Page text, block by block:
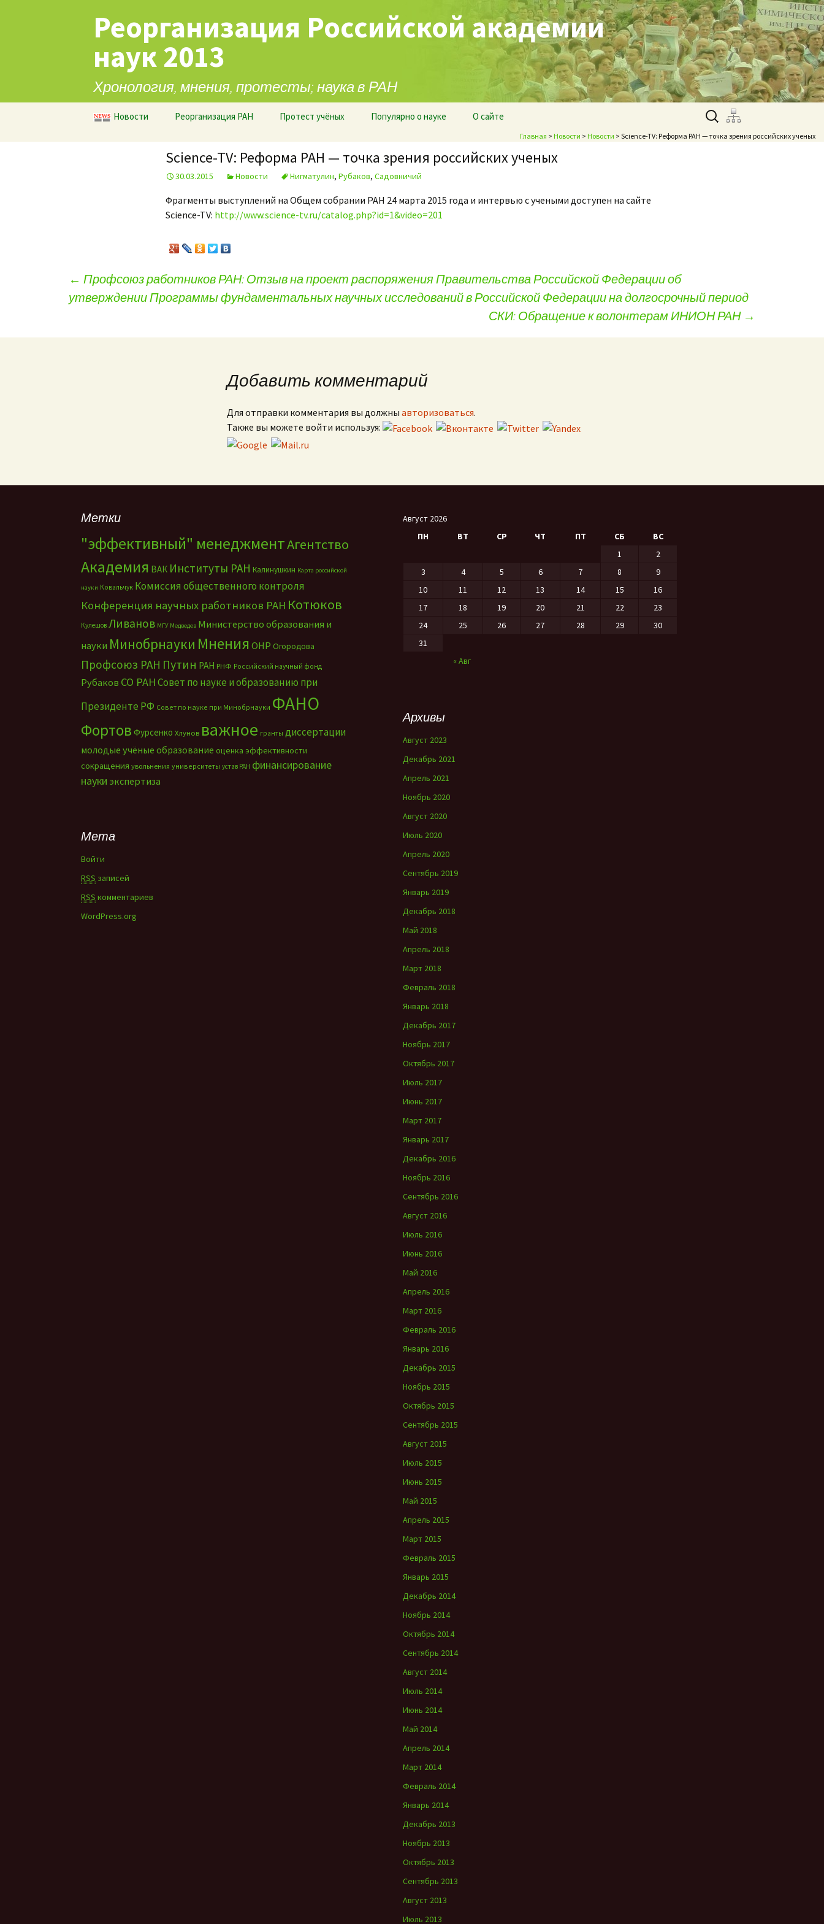
Реорганизация Российской академии
наук 2013
Хронология, мнения, протесты; наука в РАН
Перейти к содержимому
Новости Реорганизация РАН Протест учёных Популярно о науке О сайте Найти:
Главная > Новости > Новости > Science-TV: Реформа РАН — точка зрения российских ученых
Science-TV: Реформа РАН — точка зрения российских ученых
30.03.2015 Новости Нигматулин, Рубаков, Садовничий
Фрагменты выступлений на Общем собрании РАН 24 марта 2015 года и интервью с учеными доступен на сайте
Science-TV: http://www.science-tv.ru/catalog.php?id=1&video=201
Навигация по записям
← Профсоюз работников РАН: Отзыв на проект распоряжения Правительства Российской Федерации об
утверждении Программы фундаментальных научных исследований в Российской Федерации на долгосрочный период
СКИ: Обращение к волонтерам ИНИОН РАН →
Добавить комментарий
Для отправки комментария вы должны авторизоваться.
Также вы можете войти используя:
Метки
"эффективный" менеджментАгентство
Академия ВАК Институты РАН Калинушкин Карта российской
науки Ковальчук Комиссия общественного контроля
Конференция научных работников РАН Котюков
Кулешов Ливанов МГУ Медведев Министерство образования и
науки Минобрнауки Мнения ОНР Огородова
Профсоюз РАН Путин РАН РНФ Российский научный фонд
Рубаков СО РАНСовет по науке и образованию при
Президенте РФ Совет по науке при Минобрнауки ФАНО
Фортов Фурсенко Хлунов важное гранты диссертации
молодые учёные образование оценка эффективности
сокращения увольнения университеты устав РАН финансирование
науки экспертиза
Август 2026
ПН
ВТ СР ЧТ ПТ СБ ВС
« Авг
1
2
3
4 5 6 7 8
9
10
11 12 13 14 15
16
17
18 19 20 21 22
23
24
25 26 27 28 29
30
31
Архивы
Август 2023
Декабрь 2021
Апрель 2021
Ноябрь 2020
Август 2020
Июль 2020
Апрель 2020
Сентябрь 2019
Январь 2019
Декабрь 2018
Май 2018
Апрель 2018
Март 2018
Февраль 2018
Январь 2018
Декабрь 2017
Ноябрь 2017
Октябрь 2017
Июль 2017
Июнь 2017
Март 2017
Январь 2017
Декабрь 2016
Ноябрь 2016
Сентябрь 2016
Август 2016
Июль 2016
Июнь 2016
Май 2016
Апрель 2016
Март 2016
Февраль 2016
Январь 2016
Декабрь 2015
Ноябрь 2015
Октябрь 2015
Сентябрь 2015
Август 2015
Июль 2015
Июнь 2015
Май 2015
Апрель 2015
Март 2015
Февраль 2015
Январь 2015
Декабрь 2014
Ноябрь 2014
Октябрь 2014
Сентябрь 2014
Август 2014
Июль 2014
Июнь 2014
Май 2014
Апрель 2014
Март 2014
Февраль 2014
Январь 2014
Декабрь 2013
Ноябрь 2013
Октябрь 2013
Сентябрь 2013
Август 2013
Июль 2013
Мета
Войти
RSS записей
RSS комментариев
WordPress.org